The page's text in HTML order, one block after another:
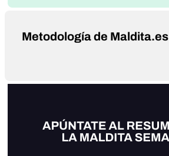
Metodología de Maldita.es